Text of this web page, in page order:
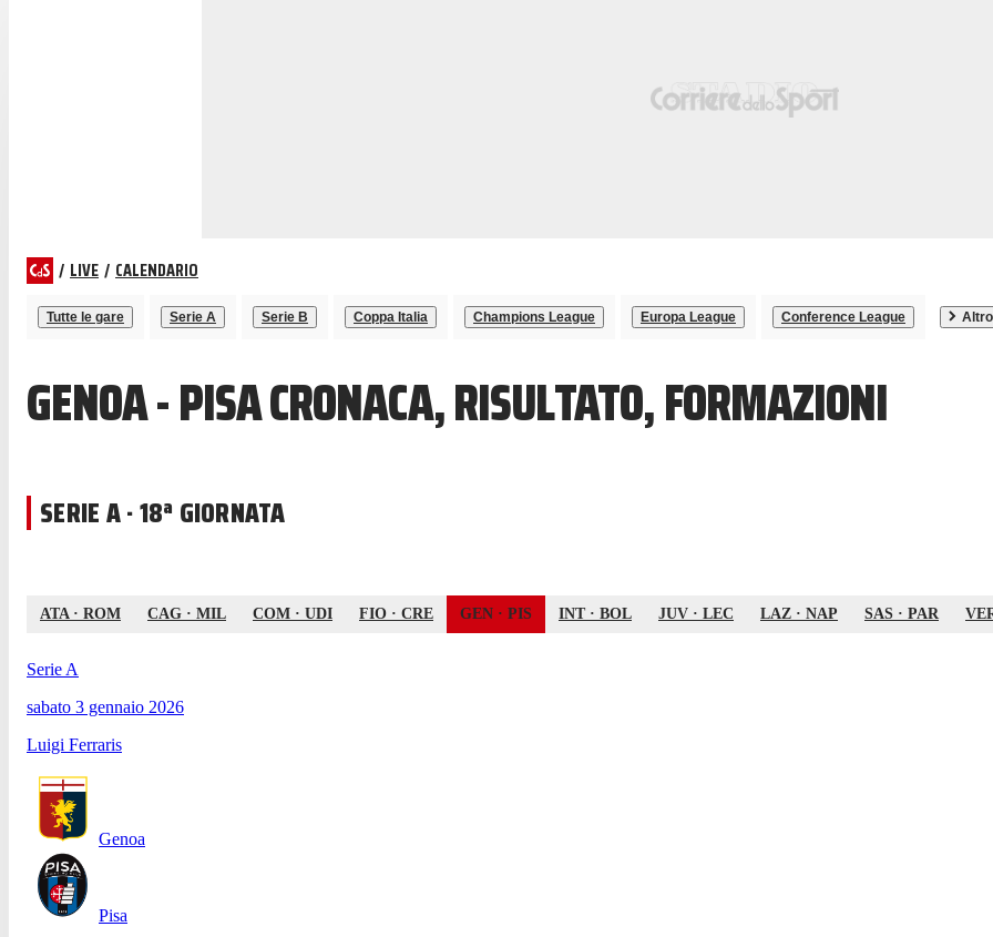
/ LIVE / CALENDARIO
Tutte le gare Serie A Serie B Coppa Italia Champions League Europa League Conference League Altro
GENOA - PISA CRONACA, RISULTATO, FORMAZIONI
SERIE A · 18ª GIORNATA
ATA · ROM CAG · MIL COM · UDI FIO · CRE GEN · PIS INT· BOL JUV · LEC LAZ · NAP SAS · PAR
Serie A
sabato 3 gennaio 2026
Luigi Ferraris
Genoa
Pisa